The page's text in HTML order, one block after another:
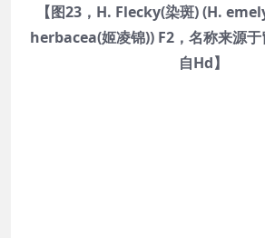
【图23，H. Flecky(染斑) (H.
herbacea(姬凌锦)) F2，名称来源
自Hd】